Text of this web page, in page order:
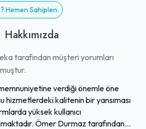
Hemen Sahiplen
Hakkımızda
tarafından müşteri yorumları
verdiği önemle öne
hizmetlerdeki kalitenin bir yansıması
yüksek kullanıcı
Ömer Durmaz tarafından